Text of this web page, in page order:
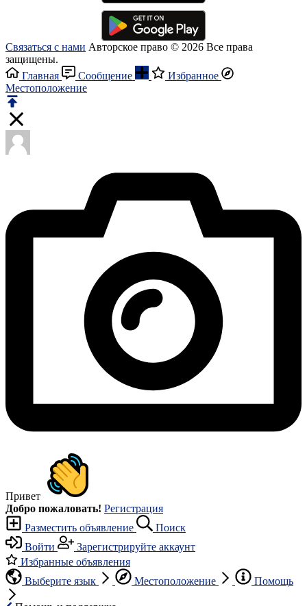
Связаться с нами Авторское право © 2026 Все права
защищены.
Главная
Сообщение
Избранное
Местоположение
Привет
Добро пожаловать! Регистрация
Разместить объявление
Поиск
Войти
Зарегистрируйте аккаунт
Избранные объявления
Выберите язык
Местоположение Помощь